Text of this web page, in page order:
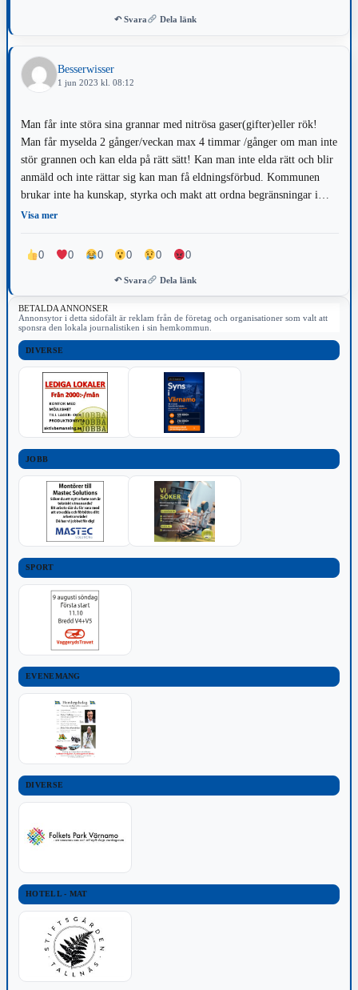
↶ Svara Dela länk
Besserwisser
1 jun 2023 kl. 08:12
Man får inte störa sina grannar med nitrösa gaser(gifter)eller rök!
Man får myselda 2 gånger/veckan max 4 timmar /gånger om man inte
stör grannen och kan elda på rätt sätt! Kan man inte elda rätt och blir
anmäld och inte rättar sig kan man få eldningsförbud. Kommunen
brukar inte ha kunskap, styrka och makt att ordna begränsningar i
eldandet så man måste överklaga till Länstyrelsen och sedan i många
Lycka till och strunta i de som lever kvar i stenåldern!
Visa mer
0 0 0 0 0 0
↶ Svara Dela länk
BETALDA ANNONSER
Annonsytor i detta sidofält är reklam från de företag och organisationer som valt att
sponsra den lokala journalistiken i sin hemkommun.
DIVERSE
JOBB
SPORT
EVENEMANG
DIVERSE
HOTELL - MAT